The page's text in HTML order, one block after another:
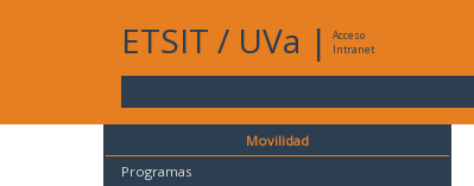
ETSIT / UVa |
Acceso
Intranet
Movilidad
Programas